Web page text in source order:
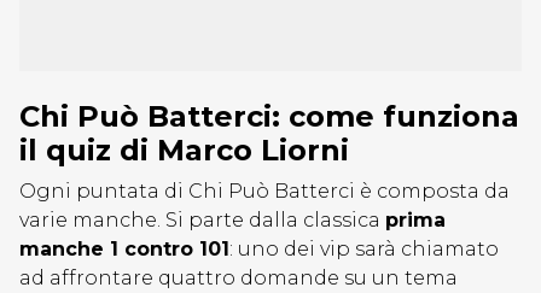
Chi Può Batterci: come funziona
il quiz di Marco Liorni
Ogni puntata di Chi Può Batterci è composta da
varie manche. Si parte dalla classica prima
manche 1 contro 101: uno dei vip sarà chiamato
ad affrontare quattro domande su un tema